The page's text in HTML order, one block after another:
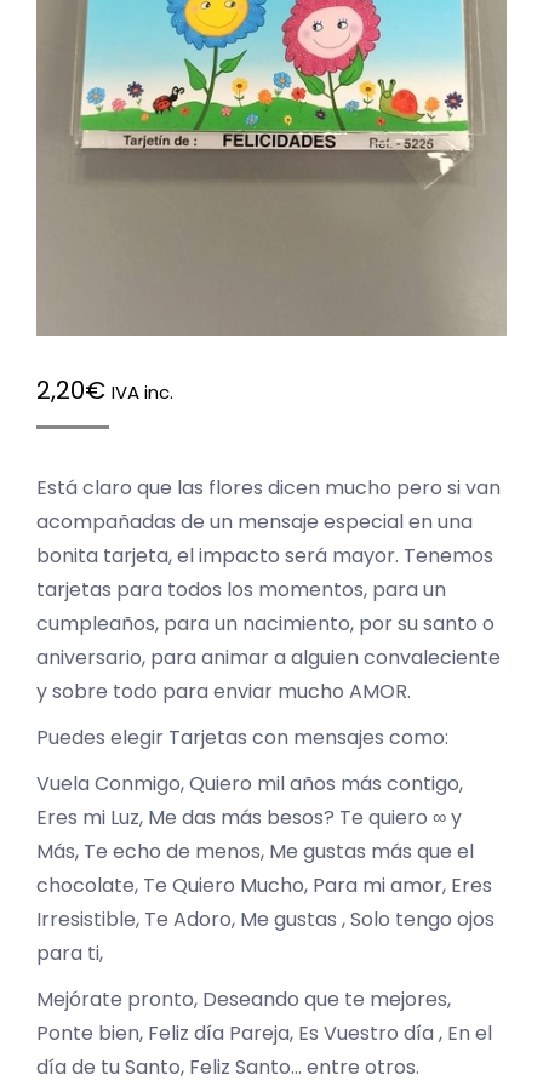
2,20€ IVA inc.
Está claro que las flores dicen mucho pero si van
acompañadas de un mensaje especial en una
bonita tarjeta, el impacto será mayor. Tenemos
tarjetas para todos los momentos, para un
cumpleaños, para un nacimiento, por su santo o
aniversario, para animar a alguien convaleciente
y sobre todo para enviar mucho AMOR.
Puedes elegir Tarjetas con mensajes como:
Vuela Conmigo, Quiero mil años más contigo,
Eres mi Luz, Me das más besos? Te quiero ∞ y
Más, Te echo de menos, Me gustas más que el
chocolate, Te Quiero Mucho, Para mi amor, Eres
Irresistible, Te Adoro, Me gustas , Solo tengo ojos
para ti,
Mejórate pronto, Deseando que te mejores,
Ponte bien, Feliz día Pareja, Es Vuestro día , En el
día de tu Santo, Feliz Santo… entre otros.